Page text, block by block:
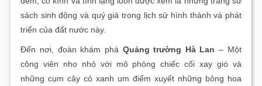
sách sinh động và quý giá trong lịch sử hình thành và phát
triển của đất nước này.
Đến nơi, đoàn khám phá Quảng trường Hà Lan – Một
công viên nho nhỏ với mô phỏng chiếc cối xay gió và
những cụm cây cỏ xanh um điểm xuyết những bông hoa